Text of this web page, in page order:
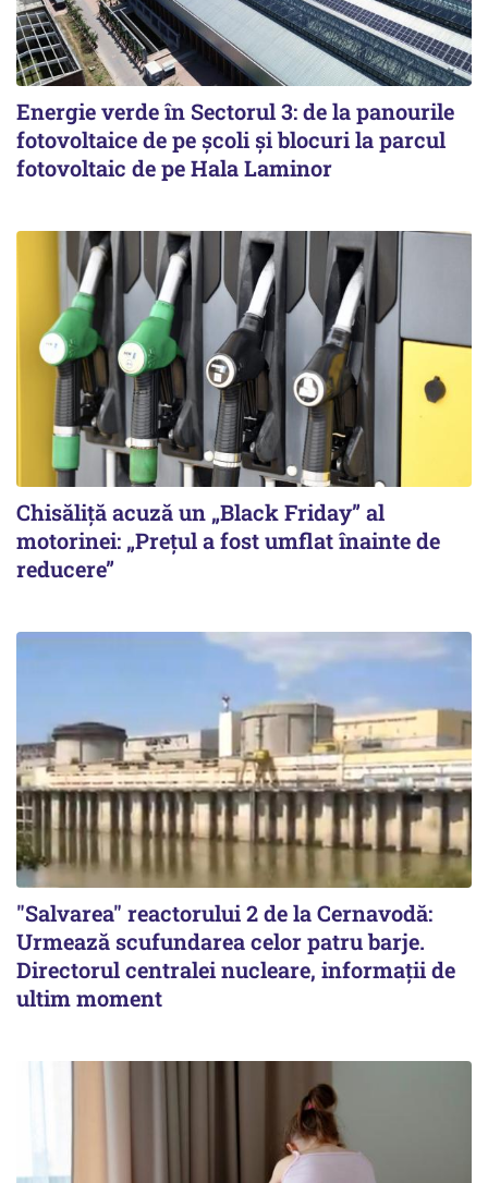
Energie verde în Sectorul 3: de la panourile
fotovoltaice de pe școli și blocuri la parcul
fotovoltaic de pe Hala Laminor
Chisăliță acuză un „Black Friday” al
motorinei: „Prețul a fost umflat înainte de
reducere”
"Salvarea" reactorului 2 de la Cernavodă:
Urmează scufundarea celor patru barje.
Directorul centralei nucleare, informații de
ultim moment